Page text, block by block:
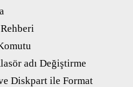
adı Değiştirme
Diskpart ile Format